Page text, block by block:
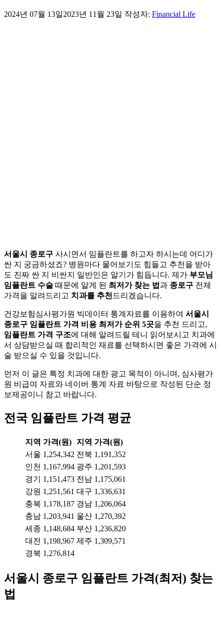
2024년 07월 13일2023년 11월 23일 작성자: Financial Life
서울시 종로구 사시면서 임플란트를 하고자 하시는데 어디가
싼 지 궁금하셨죠? 병원마다 물어보기도 힘들고 추천을 받아
도 진짜 싼 지 비싼지 일반인은 알기가 힘듭니다. 제가 부모님
임플란트 수술 때문에 알게 된 최저가 찾는 법과 종로구 전체
가격을 알려드리고 치과를 추천 드리겠습니다.
건강보험심사평가원 빅데이터 통계자료를 이용하여 서울시
종로구 임플란트 가격 비용 최저가 순위 5곳을 추천 드리고,
임플란트 가격 구조에 대해 알려드릴 테니 읽어보시고 치과에
서 상담받으실 때 합리적인 재료를 선택하시면 좋은 가격에 시
술 받으실 수 있을 것입니다.
먼저 이 글은 특정 치과에 대한 광고 목적이 아니며, 심사평가
원 비급여 자료와 네이버 통계 자료 바탕으로 작성된 단순 정
보제공이니 참고 바랍니다.
전국 임플란트 가격 평균
지역 가격(원) 지역 가격(원)
서울 1,254,342 전북 1,191,352
인천 1,167,994 광주 1,201,593
경기
1,151,473 전남 1,175,061
강원 1,251,561 대구 1,336,631
충북 1,178,187 경남 1,206,064
충남 1,203,941 울산 1,270,392
세종 1,148,684 부산 1,236,820
대전 1,198,967 제주 1,309,571
경북 1,276,814
서울시 종로구 임플란트 가격(최저) 찾는
법